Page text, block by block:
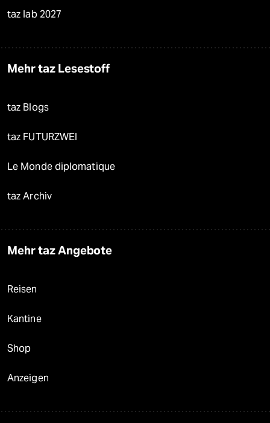
taz lab 2027
Mehr taz Lesestoff
taz Blogs
taz FUTURZWEI
Le Monde diplomatique
taz Archiv
Mehr taz Angebote
Reisen
Kantine
Shop
Anzeigen